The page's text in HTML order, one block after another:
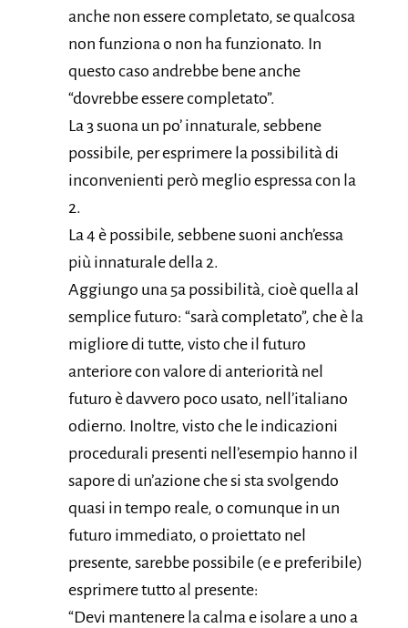
anche non essere completato, se qualcosa
non funziona o non ha funzionato. In
questo caso andrebbe bene anche
“dovrebbe essere completato”.
La 3 suona un po’ innaturale, sebbene
possibile, per esprimere la possibilità di
inconvenienti però meglio espressa con la
2.
La 4 è possibile, sebbene suoni anch’essa
più innaturale della 2.
Aggiungo una 5a possibilità, cioè quella al
semplice futuro: “sarà completato”, che è la
migliore di tutte, visto che il futuro
anteriore con valore di anteriorità nel
futuro è davvero poco usato, nell’italiano
odierno. Inoltre, visto che le indicazioni
procedurali presenti nell’esempio hanno il
sapore di un’azione che si sta svolgendo
quasi in tempo reale, o comunque in un
futuro immediato, o proiettato nel
presente, sarebbe possibile (e e preferibile)
esprimere tutto al presente:
“Devi mantenere la calma e isolare a uno a